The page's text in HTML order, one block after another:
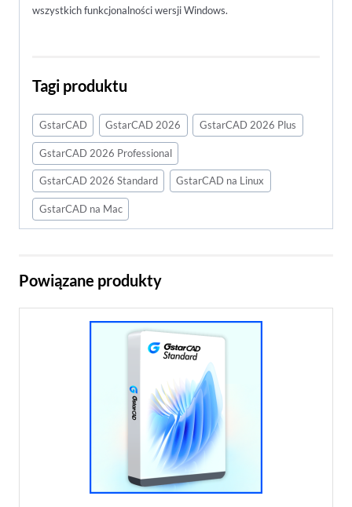
wszystkich funkcjonalności wersji Windows.
Tagi produktu
GstarCAD GstarCAD 2026 GstarCAD 2026 Plus
GstarCAD 2026 Professional
GstarCAD 2026 Standard GstarCAD na Linux
GstarCAD na Mac
Powiązane produkty